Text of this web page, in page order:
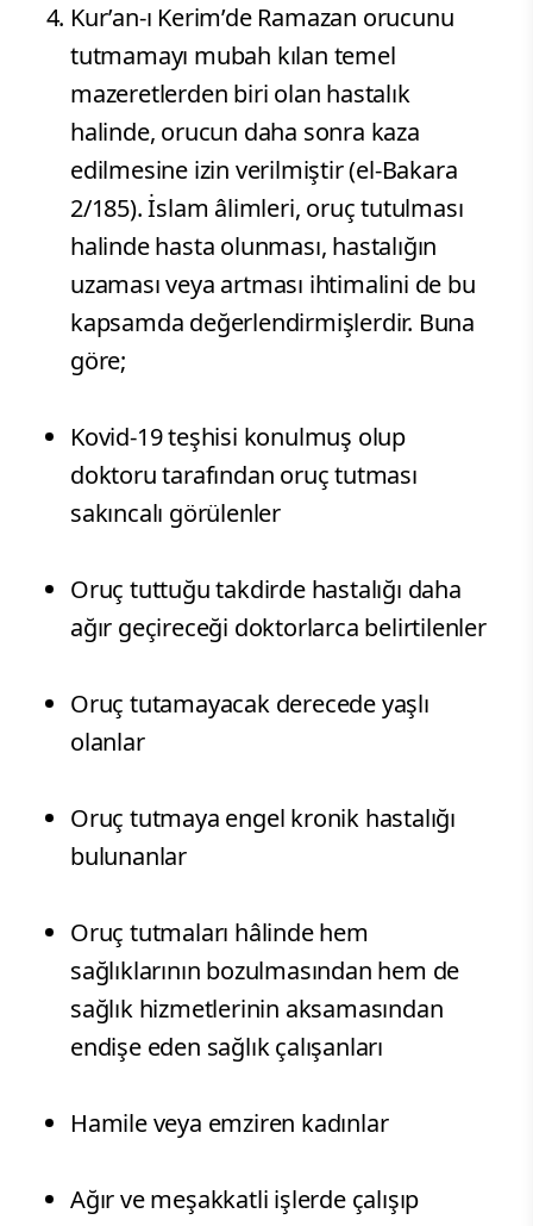
​Kur’an-ı Kerim’de Ramazan orucunu
tutmamayı mubah kılan temel
mazeretlerden biri olan hastalık
halinde, orucun daha sonra kaza
edilmesine izin verilmiştir (el-Bakara
2/185). İslam âlimleri, oruç tutulması
halinde hasta olunması, hastalığın
uzaması veya artması ihtimalini de bu
kapsamda değerlendirmişlerdir. Buna
göre;
​Kovid-19 teşhisi konulmuş olup
doktoru tarafından oruç tutması
sakıncalı görülenler
Oruç tuttuğu takdirde hastalığı daha
ağır geçireceği doktorlarca belirtilenler
​Oruç tutamayacak derecede yaşlı
olanlar
​Oruç tutmaya engel kronik hastalığı
bulunanlar
Oruç tutmaları hâlinde hem
sağlıklarının bozulmasından hem de
sağlık hizmetlerinin aksamasından
endişe eden sağlık çalışanları
​Hamile veya emziren kadınlar
​Ağır ve meşakkatli işlerde çalışıp